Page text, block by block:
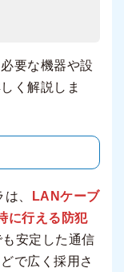
要な機器や設
く解説しま
、
LANケーブ
に行える防犯
安定した通信
で広く採用さ